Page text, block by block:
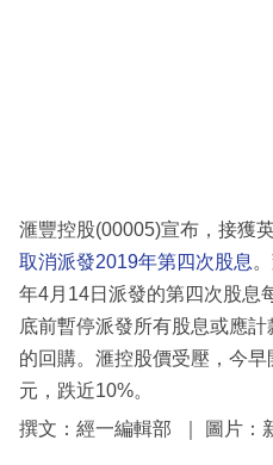
滙豐控股(00005)宣布，接獲
取消派發2019年第四次股息
年4月14日派發的第四次股息
底前暫停派發所有股息或應
的回購。滙控股價受壓，今
元，跌近10%。
撰文：經一編輯部 ｜ 圖片：